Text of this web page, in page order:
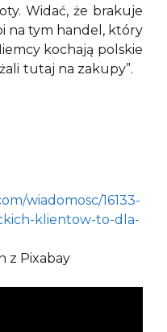
Widać, że brakuje
na tym handel, który
kochają polskie
tutaj na zakupy”.
wiadomosc/16133-
klientow-to-dla-
z Pixabay